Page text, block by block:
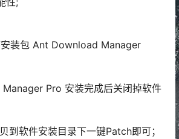
安装包 Ant Download Manager
Pro 安装完成后关闭掉软件
到软件安装目录下一键Patch即可；